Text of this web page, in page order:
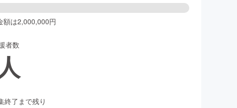
ケア
額は2,000,000円
者数
終了まで残り